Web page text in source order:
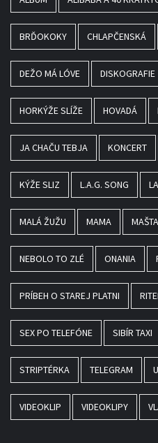
BRĎOKOKY CHLAPČENSKÁ
DEŽO MÁ LÓVE DISKOGRAFIE
HORKÝŽE SLÍŽE HOVADÁ
JA CHAČU TEBJA KONCERT
KÝŽE SLIZ L.A.G. SONG
MALÁ ŽUŽU MAMA
NEBOLO TO ZLÉ ONANIA
PRÍBEH O STAREJ PLATNI
SEX PO TELEFÓNE SIBÍR TAXI
STRIPTÉRKA TELEGRAM
VIDEOKLIP VIDEOKLIPY